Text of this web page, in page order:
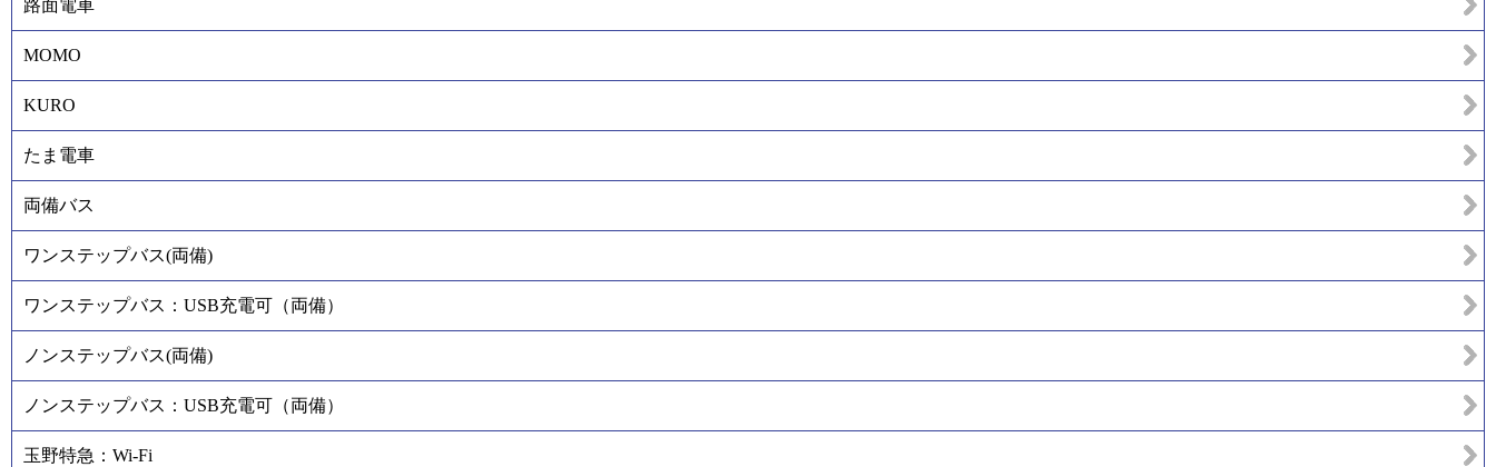
路面電車
MOMO
KURO
たま電車
両備バス
ワンステップバス(両備)
ワンステップバス：USB充電可（両備）
ノンステップバス(両備)
ノンステップバス：USB充電可（両備）
玉野特急：Wi-Fi